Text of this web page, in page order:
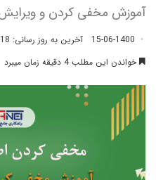
آموزش مخفی کردن و ویرایش
15-06-1400 آخرین به روز رسانی: 18-06-1400
خواندن این مطلب 4 دقیقه زمان میبرد